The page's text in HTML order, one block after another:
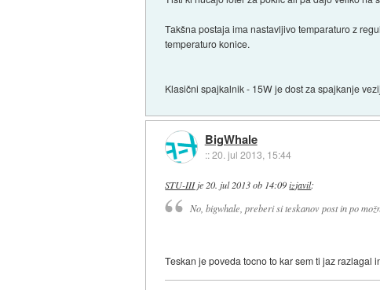
Takšna postaja ima nastavljivo temparaturo z
temperaturo konice.
Klasični spajkalnik - 15W je dost za spajkanje
BigWhale
::20. jul 2013, 15:44
STU-IIIje 20. jul 2013 ob 14:09 izjavil:
No, bigwhale, preberi si teskanov post in po
Teskan je poveda tocno to kar sem ti jaz razlagal